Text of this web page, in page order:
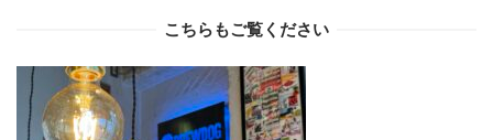
こちらもご覧ください